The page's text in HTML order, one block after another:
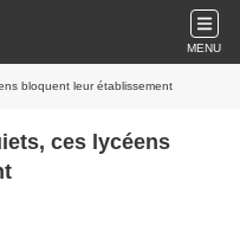
MENU
bloquent leur établissement
ces lycéens